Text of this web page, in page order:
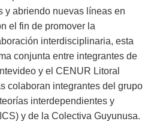
y abriendo nuevas líneas en
el fin de promover la
interdisciplinaria, esta
conjunta entre integrantes de
y el CENUR Litoral
colaboran integrantes del grupo
interdependientes y
y de la Colectiva Guyunusa.